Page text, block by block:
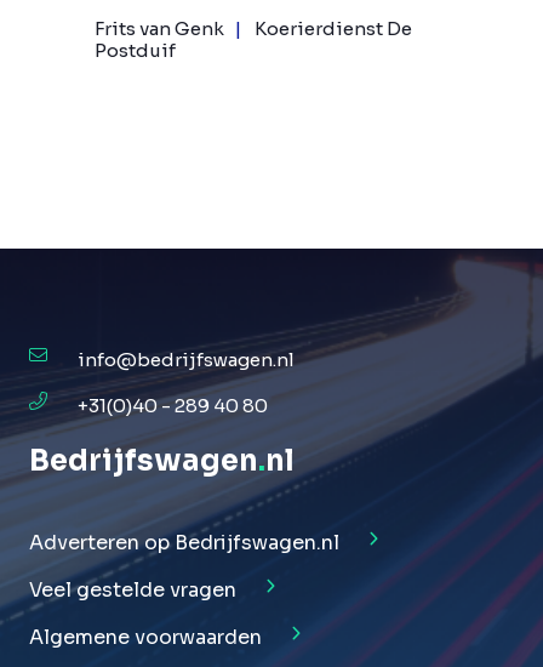
Frits van Genk
Koerierdienst De
Postduif
info@bedrijfswagen.nl
+31(0)40 - 289 40 80
Bedrijfswagen.nl
Adverteren op Bedrijfswagen.nl
Veel gestelde vragen
Algemene voorwaarden